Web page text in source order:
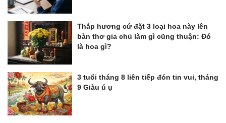
Thắp hương cứ đặt 3 loại hoa này lên
bàn thơ gia chủ làm gì cũng thuận: Đó
là hoa gì?
3 tuổi tháng 8 liên tiếp đón tin vui, tháng
9 Giàu ú ụ